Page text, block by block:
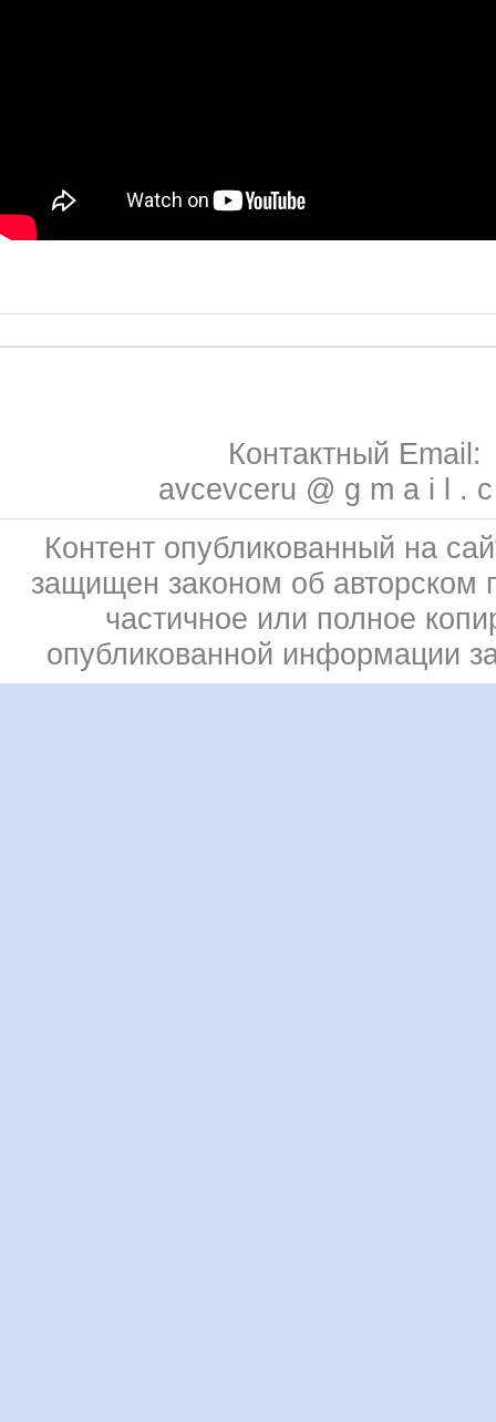
Контактный Email:
avcevceru @ g m a i l .
Контент опубликованный на
защищен законом об авторском
частичное или полное
опубликованной информации